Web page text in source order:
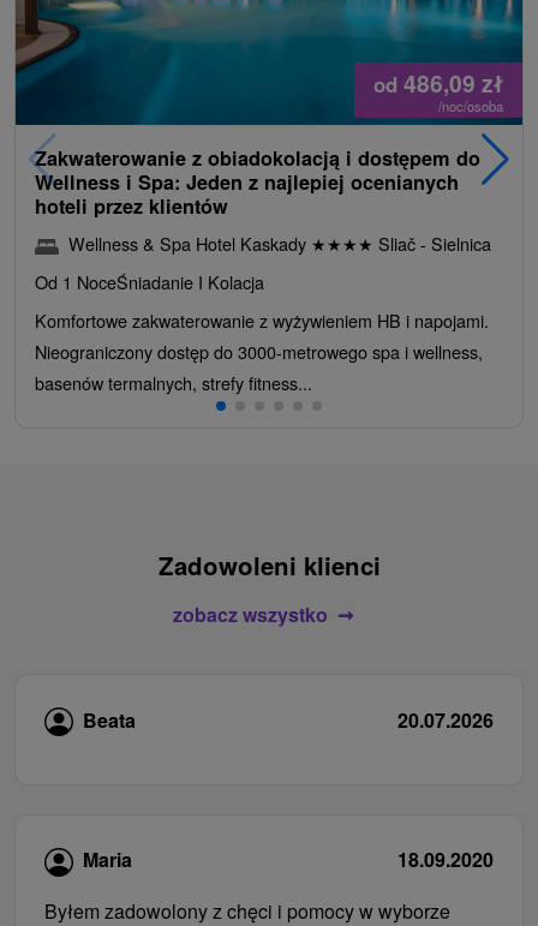
od 486,09 zł
/noc/osoba
Zakwaterowanie z obiadokolacją i dostępem do
Wellness i Spa: Jeden z najlepiej ocenianych
hoteli przez klientów
Wellness & Spa Hotel Kaskady ★★★★ Sliač - Sielnica
Od 1 NoceŚniadanie I Kolacja
Komfortowe zakwaterowanie z wyżywieniem HB i napojami.
Nieograniczony dostęp do 3000-metrowego spa i wellness,
basenów termalnych, strefy fitness...
Zadowoleni klienci
zobacz wszystko
Beata 20.07.2026
Maria
18.09.2020
Byłem zadowolony z chęci i pomocy w wyborze